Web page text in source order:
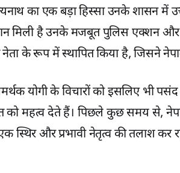
का एक बड़ा हिस्सा उनके शासन में
मिली है उनके मजबूत पुलिस एक्शन और
के रूप में स्थापित किया है, जिसने
योगी के विचारों को इसलिए भी
को महत्व देते हैं। पिछले कुछ समय से,
स्थिर और प्रभावी नेतृत्व की तलाश कर